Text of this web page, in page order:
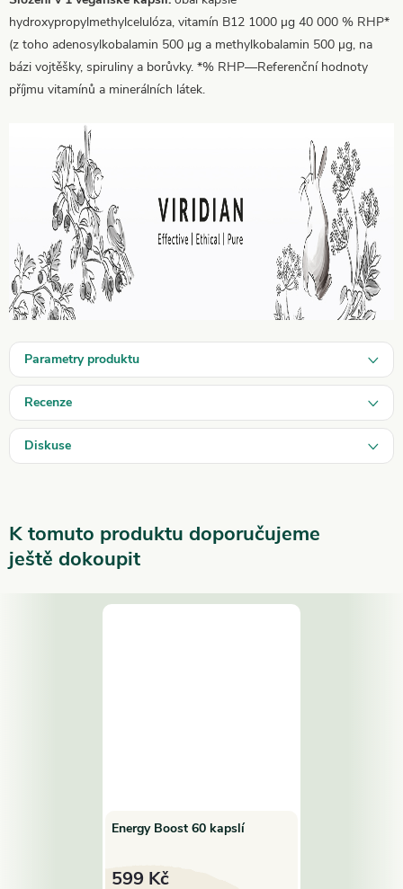
hydroxypropylmethylcelulóza, vitamín B12 1000 µg 40 000 % RHP*
(z toho adenosylkobalamin 500 µg a methylkobalamin 500 µg, na
bázi vojtěšky, spiruliny a borůvky. *% RHP—Referenční hodnoty
příjmu vitamínů a minerálních látek.
Parametry produktu
Recenze
Diskuse
K tomuto produktu doporučujeme
ještě dokoupit
Energy Boost 60 kapslí
599 Kč